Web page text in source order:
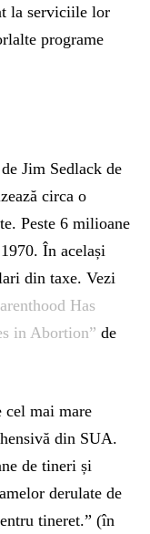
la serviciile lor
programe
Jim Sedlack de
circa o
Peste 6 milioane
În același
din taxe. Vezi
Has
in Abortion” de
cel mai mare
din SUA.
de tineri și
derulate de
tineret.” (în